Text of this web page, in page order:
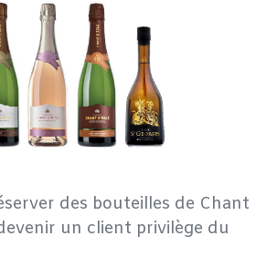
des bouteilles de Chant
un client privilège du